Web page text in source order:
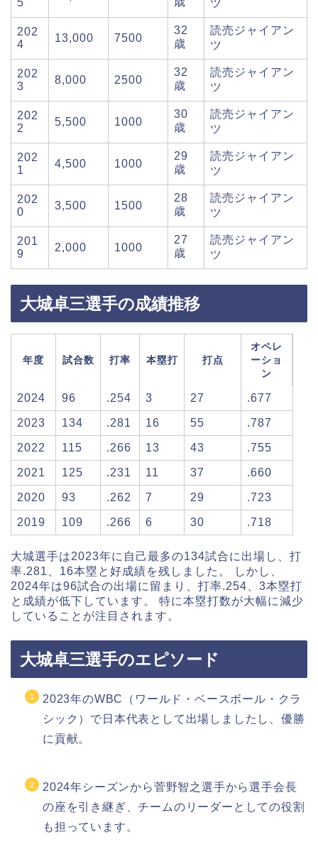
ツ
202
4
13,000 7500
32
歳
読売ジャイアン
ツ
202
3
8,000 2500
32
歳
読売ジャイアン
ツ
202
2
5,500 1000
30
歳
読売ジャイアン
ツ
202
1
4,500 1000
29
歳
読売ジャイアン
ツ
202
0
3,500 1500
28
歳
読売ジャイアン
ツ
201
9
2,000 1000
27
歳
読売ジャイアン
ツ
大城卓三選手の成績推移
年度 試合数 打率 本塁打 打点
オペレ
ーショ
ン
2024 96 .254 3 27 .677
2023 134 .281 16 55 .787
2022 115 .266 13 43 .755
2021 125 .231 11 37 .660
2020 93 .262 7 29 .723
2019 109 .266 6 30 .718
大城選手は2023年に自己最多の134試合に出場し、打
率.281、16本塁と好成績を残しました。 しかし、
2024年は96試合の出場に留まり、打率.254、3本塁打
と成績が低下しています。 特に本塁打数が大幅に減少
していることが注目されます。
大城卓三選手のエピソード
2023年のWBC（ワールド・ベースボール・クラ
シック）で日本代表として出場しましたし、優勝
に貢献。
2024年シーズンから菅野智之選手から選手会長
の座を引き継ぎ、チームのリーダーとしての役割
も担っています。